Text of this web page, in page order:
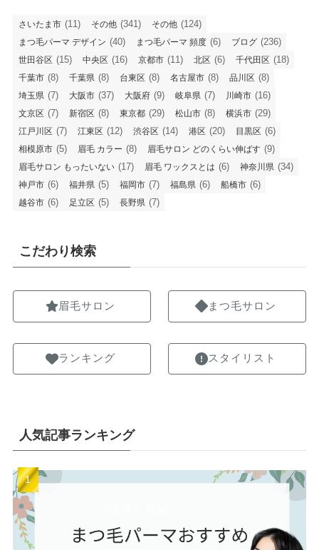
さいたま市 (11) その他 (341) その他 (124)
まつ毛パーマ デザイン (40) まつ毛パーマ 頻度 (6) ブログ (236)
世田谷区 (15) 中央区 (16) 京都市 (11) 北区 (6) 千代田区 (18)
千葉市 (8) 千葉県 (8) 台東区 (8) 名古屋市 (8) 品川区 (8)
埼玉県 (7) 大阪市 (37) 大阪府 (9) 岐阜県 (7) 川崎市 (16)
文京区 (7) 新宿区 (8) 東京都 (29) 松山市 (8) 横浜市 (29)
江戸川区 (7) 江東区 (12) 渋谷区 (14) 港区 (20) 目黒区 (6)
相模原市 (5) 眉毛 カラー (8) 眉毛サロン どのくらい伸ばす (9)
眉毛サロン もったいない (17) 眉毛 ワックスとは (6) 神奈川県 (34)
神戸市 (6) 福井県 (5) 福岡市 (7) 福島県 (6) 船橋市 (6)
越谷市 (6) 足立区 (5) 長野県 (7)
こだわり検索
眉毛サロン
ランキング
まつ毛サロン
スタイリスト
人気記事ランキング